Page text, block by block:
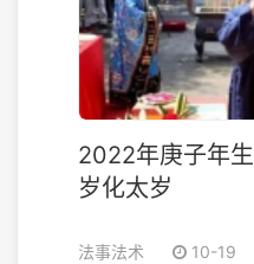
2022年庚子年
岁化太岁
法事法术 10-19